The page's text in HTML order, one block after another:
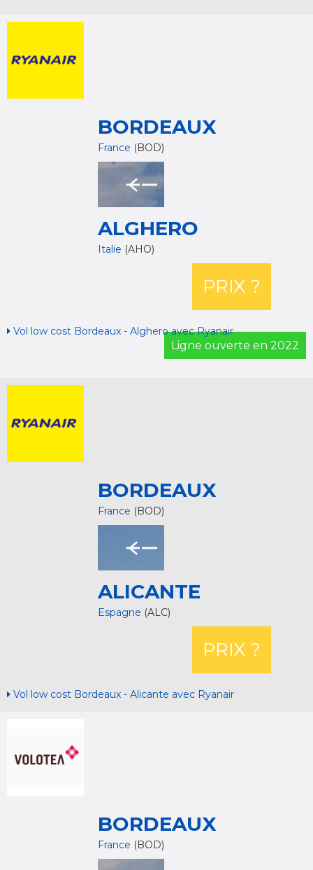
BORDEAUX
France (BOD)
ALGHERO
Italie (AHO)
PRIX ?
Vol low cost Bordeaux - Alghero avec Ryanair
Ligne ouverte en 2022
BORDEAUX
France (BOD)
ALICANTE
Espagne (ALC)
PRIX ?
Vol low cost Bordeaux - Alicante avec Ryanair
BORDEAUX
France (BOD)